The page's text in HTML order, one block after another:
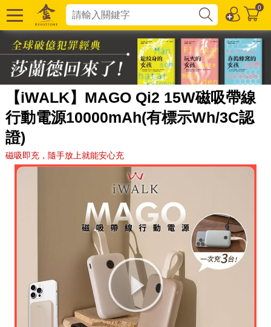
0
【iWALK】MAGO Qi2 15W磁吸帶線
行動電源10000mAh(有標示Wh/3C認
證)
磁吸即充，隨手放上就能安心充